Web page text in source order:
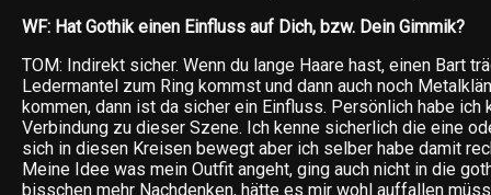
WF: Hat Gothik einen Einfluss auf Dich, bzw. Dein Gimmik?
TOM: Indirekt sicher. Wenn du lange Haare hast, einen Bart
Ledermantel zum Ring kommst und dann auch noch
kommen, dann ist da sicher ein Einfluss. Persönlich habe ich
Verbindung zu dieser Szene. Ich kenne sicherlich die eine
sich in diesen Kreisen bewegt aber ich selber habe damit
Meine Idee was mein Outfit angeht, ging auch nicht in die
bisschen mehr Nachdenken, hätte es mir wohl auffallen